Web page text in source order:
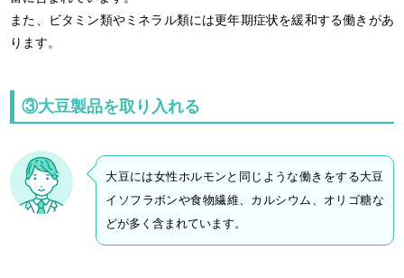
また、ビタミン類やミネラル類には更年期症状を緩和する働きがあ
ります。
③大豆製品を取り入れる
大豆には女性ホルモンと同じような働きをする大豆
イソフラボンや食物繊維、カルシウム、オリゴ糖な
どが多く含まれています。